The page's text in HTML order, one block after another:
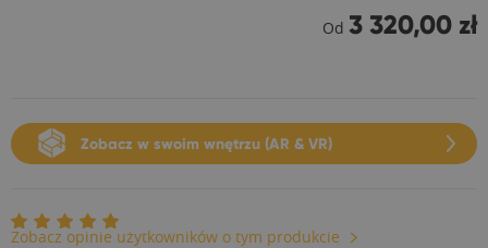
Od 3 320,00 zł
Zobacz w swoim wnętrzu (AR & VR)
Zobacz opinie użytkowników o tym produkcie